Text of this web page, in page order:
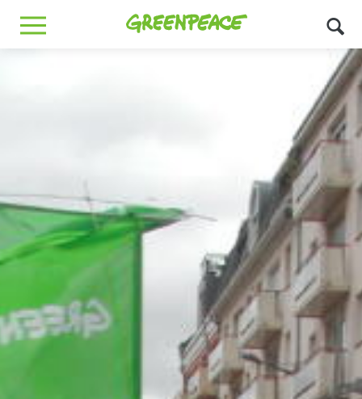
Greenpeace
MENU